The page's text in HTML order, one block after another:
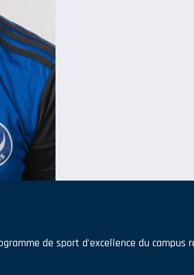
de sport d'excellence du campus